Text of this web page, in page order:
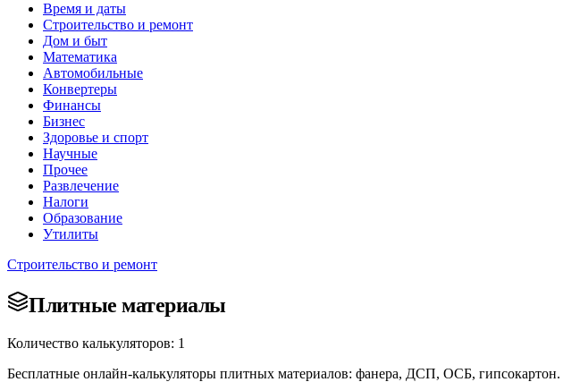
Время и даты
Строительство и ремонт
Дом и быт
Математика
Автомобильные
Конвертеры
Финансы
Бизнес
Здоровье и спорт
Научные
Прочее
Развлечение
Налоги
Образование
Утилиты
Строительство и ремонт
Плитные материалы
Количество калькуляторов: 1
Бесплатные онлайн-калькуляторы плитных материалов: фанера, ДСП, ОСБ, гипсокартон.